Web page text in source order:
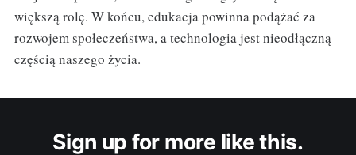
większą rolę. W końcu, edukacja powinna podążać za
rozwojem społeczeństwa, a technologia jest nieodłączną
częścią naszego życia.
Sign up for more like this.